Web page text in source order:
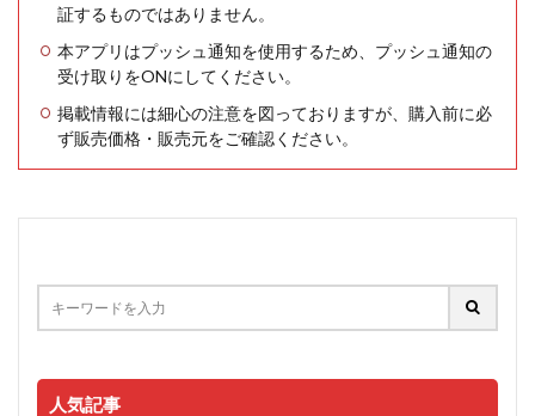
証するものではありません。
本アプリはプッシュ通知を使用するため、プッシュ通知の
受け取りをONにしてください。
掲載情報には細心の注意を図っておりますが、購入前に必
ず販売価格・販売元をご確認ください。
人気記事